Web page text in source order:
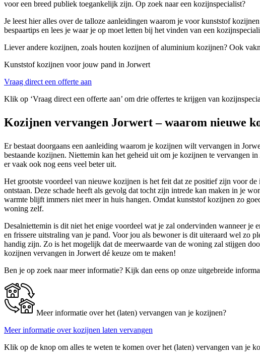
voor een breed publiek toegankelijk zijn. Op zoek naar een kozijnspecialist?
Je leest hier alles over de talloze aanleidingen waarom je voor kunststof
bespaartips en lees je waar je op moet letten bij het vinden van een
Liever andere kozijnen, zoals houten kozijnen of aluminium kozijnen? Ook
Kunststof kozijnen voor jouw pand in Jorwert
Vraag direct een offerte aan
Klik op ‘Vraag direct een offerte aan’ om drie offertes te krijgen van
Kozijnen vervangen Jorwert – waarom nieuwe
Er bestaat doorgaans een aanleiding waarom je kozijnen wilt vervangen in
bestaande kozijnen. Niettemin kan het geheid uit om je kozijnen te vervangen
er vaak ook nog eens veel beter uit.
Het grootste voordeel van nieuwe kozijnen is het feit dat ze positief zijn voor
ontstaan. Deze schade heeft als gevolg dat tocht zijn intrede kan maken in je
warmte blijft immers niet meer in huis hangen. Omdat kunststof kozijnen zo
woning zelf.
Desalniettemin is dit niet het enige voordeel wat je zal ondervinden wanneer
en frissere uitstraling van je pand. Voor jou als bewoner is dit uiteraard wel
handig zijn. Zo is het mogelijk dat de meerwaarde van de woning zal stijgen
kozijnen vervangen in Jorwert dé keuze om te maken!
Ben je op zoek naar meer informatie? Kijk dan eens op onze uitgebreide
Meer informatie over het (laten) vervangen van je kozijnen?
Meer informatie over kozijnen laten vervangen
Klik op de knop om alles te weten te komen over het (laten) vervangen van je